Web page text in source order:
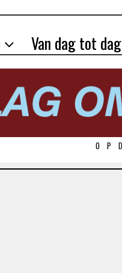
Van dag tot dag